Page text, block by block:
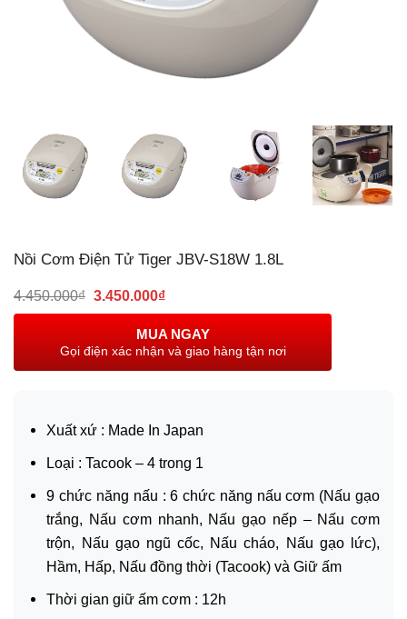
Nồi Cơm Điện Tử Tiger JBV-S18W 1.8L
4.450.000₫ Giá
4.450.000₫.
3.450.000₫Giá
là:
3.450.000₫.
MUA NGAY
Gọi điện xác nhận và giao hàng tận nơi
Xuất xứ : Made In Japan
Loại : Tacook – 4 trong 1
9 chức năng nấu : 6 chức năng nấu cơm (Nấu gạo
trắng, Nấu cơm nhanh, Nấu gạo nếp – Nấu cơm
trộn, Nấu gạo ngũ cốc, Nấu cháo, Nấu gạo lức),
Hầm, Hấp, Nấu đồng thời (Tacook) và Giữ ấm
Thời gian giữ ấm cơm : 12h